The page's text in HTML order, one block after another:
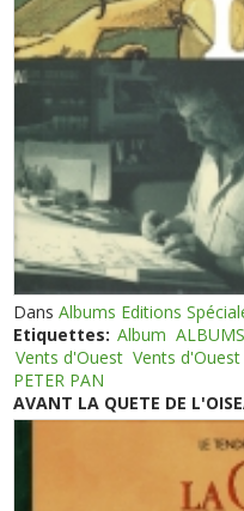
DansAlbums Editions
Etiquettes: Album
Vents d'Ouest Vents d'Ouest
PETER PAN
AVANT LA QUETE DE